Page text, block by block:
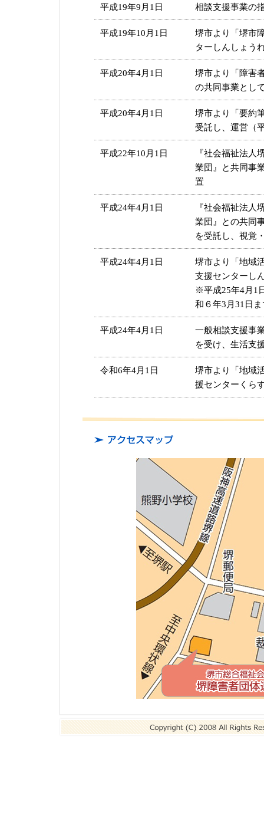
平成19年9月1日 相談支援事業の
平成19年10月1日
堺市より「堺市
ターしんしょう
平成20年4月1日
堺市より「障害
の共同事業とし
平成20年4月1日
堺市より「要約
受託し、運営（
平成22年10月1日
『社会福祉法人
業団』と共同事
置
平成24年4月1日
『社会福祉法人
業団』との共同
を受託し、視覚
平成24年4月1日
堺市より「地域
支援センターし
※平成25年4月1
和６年3月31日
平成24年4月1日
一般相談支援事
を受け、生活支
令和6年4月1日
堺市より「地域
援センターくら